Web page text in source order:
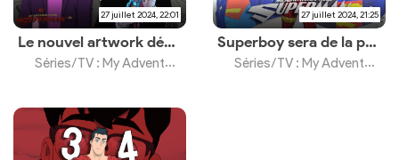
27 juillet 2024, 22:01
Le nouvel artwork dévoile Lex Luthor chauve et Cyborg Superman
Séries/TV : My Adventures with Superman Saison 3
27 juillet 2024, 21:25
Superboy sera de la partie
Séries/TV : My Adventures with Superman Saison 3